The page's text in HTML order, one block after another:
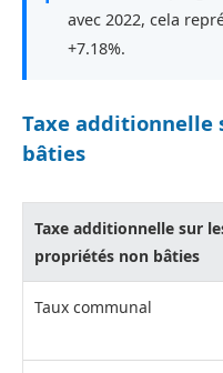
avec 2022, cela
+7.18%.
Taxe additionnelle
bâties
Taxe additionnelle sur
propriétés non bâties
Taux communal